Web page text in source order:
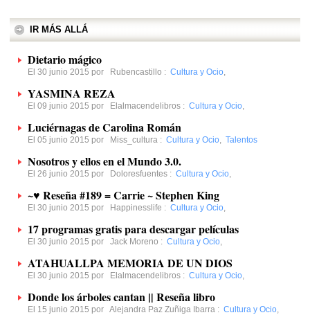
IR MÁS ALLÁ
Dietario mágico
El 30 junio 2015 por Rubencastillo : Cultura y Ocio,
YASMINA REZA
El 09 junio 2015 por Elalmacendelibros : Cultura y Ocio,
Luciérnagas de Carolina Román
El 05 junio 2015 por Miss_cultura : Cultura y Ocio, Talentos
Nosotros y ellos en el Mundo 3.0.
El 26 junio 2015 por Doloresfuentes : Cultura y Ocio,
~♥ Reseña #189 = Carrie ~ Stephen King
El 30 junio 2015 por Happinesslife : Cultura y Ocio,
17 programas gratis para descargar películas
El 30 junio 2015 por Jack Moreno : Cultura y Ocio,
ATAHUALLPA MEMORIA DE UN DIOS
El 30 junio 2015 por Elalmacendelibros : Cultura y Ocio,
Donde los árboles cantan || Reseña libro
El 15 junio 2015 por Alejandra Paz Zuñiga Ibarra : Cultura y Ocio,